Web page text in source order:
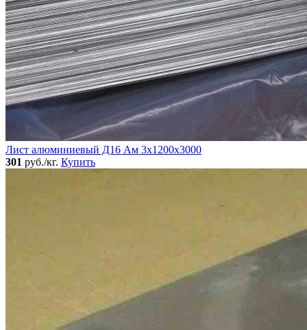
Лист алюминиевый Д16 Ам 3х1200х3000
301 руб./кг. Купить